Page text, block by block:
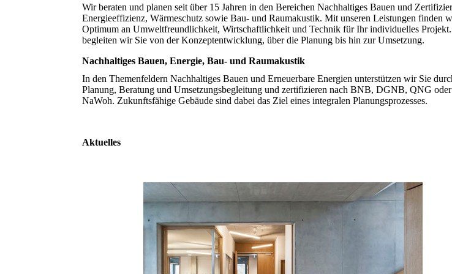
Wir beraten und planen seit über 15 Jahren in den Bereichen Nachhaltiges Bauen und
Energieeffizienz, Wärmeschutz sowie Bau- und Raumakustik. Mit unseren Leistungen finden
Optimum an Umweltfreundlichkeit, Wirtschaftlichkeit und Technik für Ihr individuelles
begleiten wir Sie von der Konzeptentwicklung, über die Planung bis hin zur Umsetzung.
Nachhaltiges Bauen, Energie, Bau- und Raumakustik
In den Themenfeldern Nachhaltiges Bauen und Erneuerbare Energien unterstützen wir Sie
Planung, Beratung und Umsetzungsbegleitung und zertifizieren nach BNB, DGNB, QNG oder
NaWoh. Zukunftsfähige Gebäude sind dabei das Ziel eines integralen Planungsprozesses.
Aktuelles